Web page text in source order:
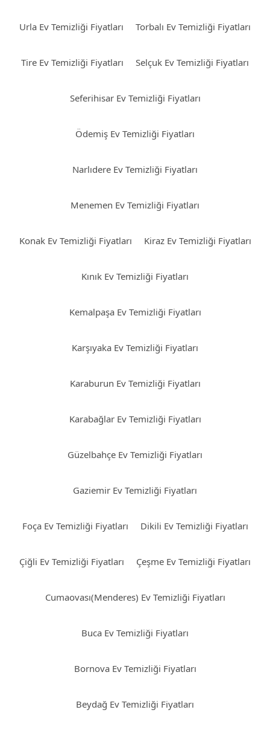
Urla Ev Temizliği Fiyatları Torbalı Ev Temizliği Fiyatları
Tire Ev Temizliği Fiyatları Selçuk Ev Temizliği Fiyatları
Seferihisar Ev Temizliği Fiyatları
Ödemiş Ev Temizliği Fiyatları
Narlıdere Ev Temizliği Fiyatları
Menemen Ev Temizliği Fiyatları
Konak Ev Temizliği Fiyatları Kiraz Ev Temizliği Fiyatları
Kınık Ev Temizliği Fiyatları
Kemalpaşa Ev Temizliği Fiyatları
Karşıyaka Ev Temizliği Fiyatları
Karaburun Ev Temizliği Fiyatları
Karabağlar Ev Temizliği Fiyatları
Güzelbahçe Ev Temizliği Fiyatları
Gaziemir Ev Temizliği Fiyatları
Foça Ev Temizliği Fiyatları Dikili Ev Temizliği Fiyatları
Çiğli Ev Temizliği Fiyatları Çeşme Ev Temizliği Fiyatları
Cumaovası(Menderes) Ev Temizliği Fiyatları
Buca Ev Temizliği Fiyatları
Bornova Ev Temizliği Fiyatları
Beydağ Ev Temizliği Fiyatları